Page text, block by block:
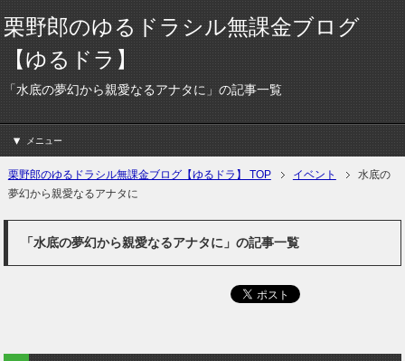
栗野郎のゆるドラシル無課金ブログ
【ゆるドラ】
「水底の夢幻から親愛なるアナタに」の記事一覧
メニュー
栗野郎のゆるドラシル無課金ブログ【ゆるドラ】 TOP イベント
水底の
夢幻から親愛なるアナタに
「水底の夢幻から親愛なるアナタに」の記事一覧